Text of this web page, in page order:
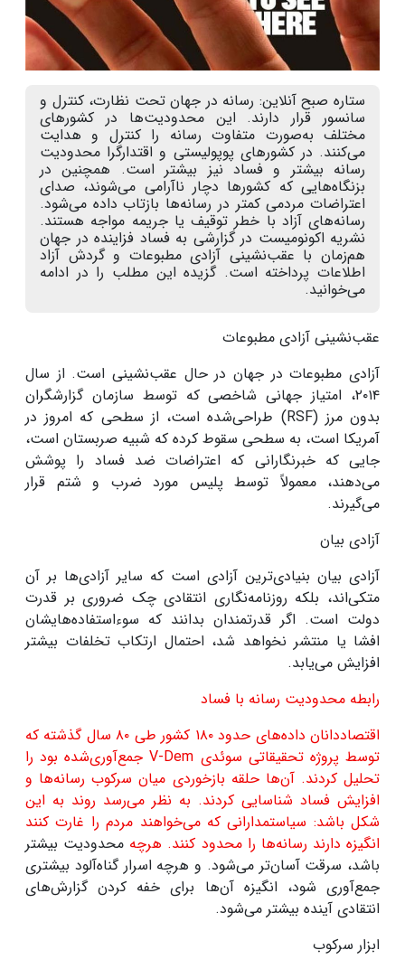
ستاره صبح آنلاین: رسانه در جهان تحت نظارت، کنترل و
سانسور قرار دارند. این محدودیت‌ها در کشورهای
مختلف به‌صورت متفاوت رسانه را کنترل و هدایت
می‌کنند. در کشورهای پوپولیستی و اقتدارگرا محدودیت
رسانه بیشتر و فساد نیز بیشتر است. همچنین در
بزنگاه‌هایی که کشورها دچار ناآرامی می‌شوند، صدای
اعتراضات مردمی کمتر در رسانه‌ها بازتاب داده می‌شود.
رسانه‌های آزاد با خطر توقیف یا جریمه مواجه هستند.
نشریه اکونومیست در گزارشی به فساد فزاینده در جهان
هم‌زمان با عقب‌نشینی آزادی مطبوعات و گردش آزاد
اطلاعات پرداخته است. گزیده این مطلب را در ادامه
می‌خوانید.
عقب‌نشینی آزادی مطبوعات
آزادی مطبوعات در جهان در حال عقب‌نشینی است. از سال
۲۰۱۴، امتیاز جهانی شاخصی که توسط سازمان گزارشگران
بدون مرز (RSF) طراحی‌شده است، از سطحی که امروز در
آمریکا است، به سطحی سقوط کرده که شبیه صربستان است،
جایی که خبرنگارانی که اعتراضات ضد فساد را پوشش
می‌دهند، معمولاً توسط پلیس مورد ضرب و شتم قرار
می‌گیرند.
آزادی بیان
آزادی بیان بنیادی‌ترین آزادی است که سایر آزادی‌ها بر آن
متکی‌اند، بلکه روزنامه‌نگاری انتقادی چک ضروری بر قدرت
دولت است. اگر قدرتمندان بدانند که سوءاستفاده‌هایشان
افشا یا منتشر نخواهد شد، احتمال ارتکاب تخلفات بیشتر
افزایش می‌یابد.
رابطه محدودیت رسانه با فساد
اقتصاددانان داده‌های حدود۱۸۰ کشور طی ۸۰ سال گذشته که
توسط پروژه تحقیقاتی سوئدی V-Dem جمع‌آوری‌شده بود را
تحلیل کردند. آن‌ها حلقه بازخوردی میان سرکوب رسانه‌ها و
افزایش فساد شناسایی کردند. به نظر می‌رسد روند به این
شکل باشد: سیاستمدارانی که می‌خواهند مردم را غارت کنند
انگیزه دارند رسانه‌ها را محدود کنند. هرچه محدودیت بیشتر
باشد، سرقت آسان‌تر می‌شود. و هرچه اسرار گناه‌آلود بیشتری
جمع‌آوری شود، انگیزه آن‌ها برای خفه کردن گزارش‌های
انتقادی آینده بیشتر می‌شود.
ابزار سرکوب